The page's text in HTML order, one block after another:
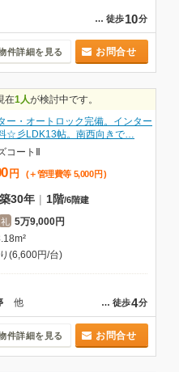
… 徒歩10分
件詳細を見る お問合せ
在1人が検討中です。
ー・オートロック完備。インター
☆彡LDK13帖。南西向きで…
コートⅡ
円 (＋管理費等 5,000 円 )
築30年 | 1階/6階建
礼 5万9,000円
(6,600円/台)
… 徒歩4分
他
件詳細を見る お問合せ